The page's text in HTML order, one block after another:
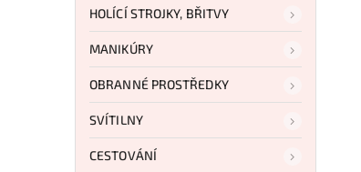
HOLÍCÍ STROJKY, BŘITVY
MANIKÚRY
OBRANNÉ PROSTŘEDKY
SVÍTILNY
CESTOVÁNÍ